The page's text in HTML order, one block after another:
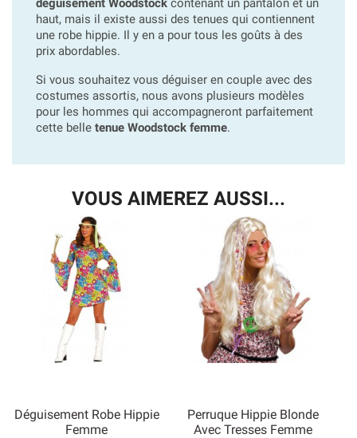
déguisement Woodstock contenant un pantalon et un
haut, mais il existe aussi des tenues qui contiennent
une robe hippie. Il y en a pour tous les goûts à des
prix abordables.
Si vous souhaitez vous déguiser en couple avec des
costumes assortis, nous avons plusieurs modèles
pour les hommes qui accompagneront parfaitement
cette belle tenue Woodstock femme.
VOUS AIMEREZ AUSSI...
Déguisement Robe Hippie
Femme
Perruque Hippie Blonde
Avec Tresses Femme